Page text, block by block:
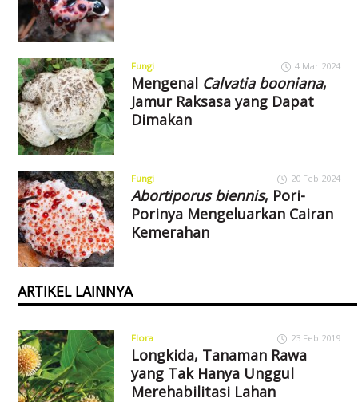
Fungi 4 Mar 2024
Mengenal Calvatia booniana,
Jamur Raksasa yang Dapat
Dimakan
Fungi 20 Feb 2024
Abortiporus biennis, Pori-
Porinya Mengeluarkan Cairan
Kemerahan
ARTIKEL LAINNYA
Flora 23 Feb 2019
Longkida, Tanaman Rawa
yang Tak Hanya Unggul
Merehabilitasi Lahan